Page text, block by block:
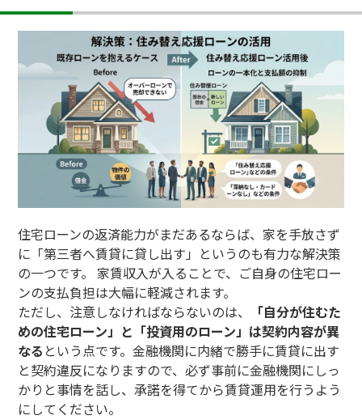
住宅ローンの返済能力がまだあるならば、家を手放さず
に「第三者へ賃貸に貸し出す」というのも有力な解決策
の一つです。 家賃収入が入ることで、ご自身の住宅ロー
ンの支払負担は大幅に軽減されます。
ただし、注意しなければならないのは、
「自分が住むた
めの住宅ローン」と「投資用のローン」は契約内容が異
なる という点です。金融機関に内緒で勝手に賃貸に出す
と契約違反になりますので、必ず事前に金融機関にしっ
かりと事情を話し、承諾を得てから賃貸運用を行うよう
にしてください。